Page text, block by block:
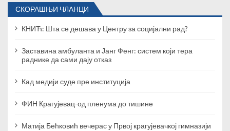
л
а
н
а
СКОРАШЊИ ЧЛАНЦИ
КНИЋ: Шта се дешава у Центру за социјални рад?
Заставина амбуланта и Јанг Фенг: систем који тера
раднике да сами дају отказ
Кад медији суде пре институција
ФИН Крагујевац-од пленума до тишине
Матија Бећковић вечерас у Првој крагујевачкој гимназији